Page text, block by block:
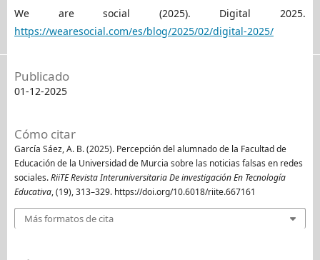
We are social (2025). Digital 2025.
https://wearesocial.com/es/blog/2025/02/digital-2025/
Publicado
01-12-2025
Cómo citar
García Sáez, A. B. (2025). Percepción del alumnado de la Facultad de
Educación de la Universidad de Murcia sobre las noticias falsas en redes
sociales.RiiTE Revista Interuniversitaria De investigación En Tecnología
Educativa, (19), 313–329. https://doi.org/10.6018/riite.667161
Más formatos de cita